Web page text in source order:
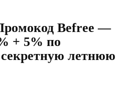
Befree —
+ 5% по
летнюю